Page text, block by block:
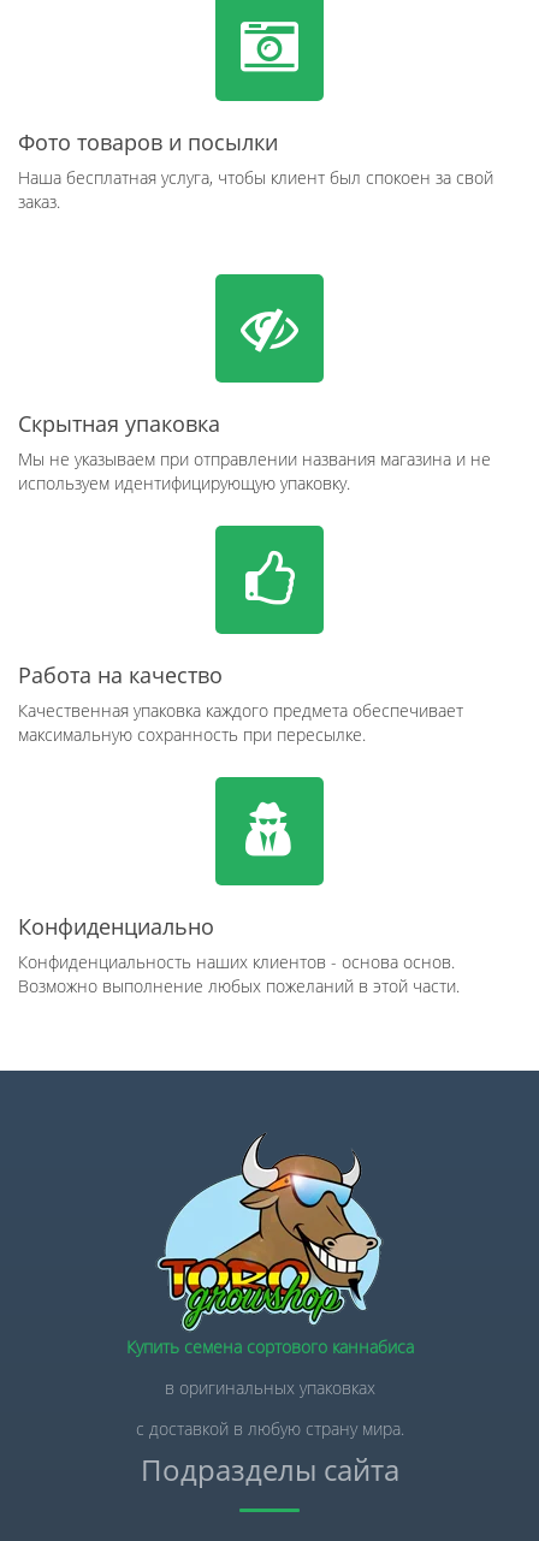
Фото товаров и посылки
Наша бесплатная услуга, чтобы клиент был спокоен за свой
заказ.
Скрытная упаковка
Мы не указываем при отправлении названия магазина и не
используем идентифицирующую упаковку.
Работа на качество
Качественная упаковка каждого предмета обеспечивает
максимальную сохранность при пересылке.
Конфиденциально
Конфиденциальность наших клиентов - основа основ.
Возможно выполнение любых пожеланий в этой части.
Купить семена сортового каннабиса
в оригинальных упаковках
с доставкой в любую страну мира.
Подразделы сайта